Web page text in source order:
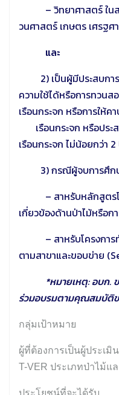
– วิทยาศาสตร์ ใ
วนศาสตร์ เกษตร เศรฐ
และ
2) เป็นผู้มีประสบการ
ความใช้ได้หรือการทวน
เรือนกระจก หรือการ
เรือนกระจก หรือประ
เรือนกระจก ไม่น้อยกว่า 2
3)กรณีผู้จบการศึก
– สาหรับหลักสูตรโค
เกี่ยวข้องด้านป่าไม้หรือก
– สาหรับโครงการทั่
ตามสาขาและขอบข่าย
*หมายเหตุ: อบก. ขอ
ร่วมอบรมตามคุณสมบัติข
กลุ่มเป้าหมาย
ผู้ที่ต้องการเป็นผู้ประเมิ
T-VER ประเภทป่าไม้แ